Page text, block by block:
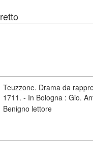
Teuzzone. Drama da
1711. - In Bologna : Gio.
Benigno lettore